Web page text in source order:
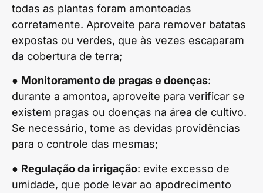
todas as plantas foram amontoadas
corretamente. Aproveite para remover batatas
expostas ou verdes, que às vezes escaparam
da cobertura de terra;
● Monitoramento de pragas e doenças:
durante a amontoa, aproveite para verificar se
existem pragas ou doenças na área de cultivo.
Se necessário, tome as devidas providências
para o controle das mesmas;
● Regulação da irrigação: evite excesso de
umidade, que pode levar ao apodrecimento